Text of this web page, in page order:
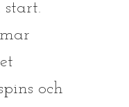
start.
och